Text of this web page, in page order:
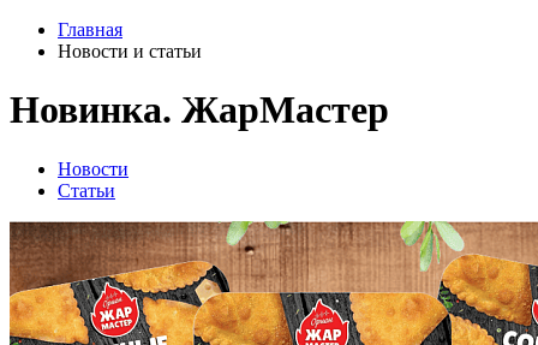
Главная
Новости и статьи
Новинка. ЖарМастер
Новости
Статьи